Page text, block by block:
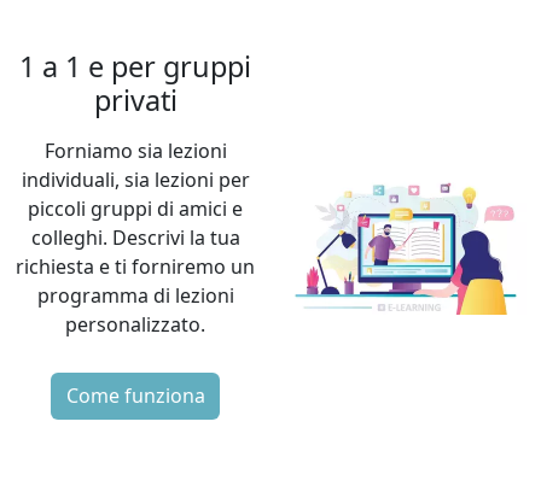
1 a 1 e per gruppi
privati
Forniamo sia lezioni
individuali, sia lezioni per
piccoli gruppi di amici e
colleghi. Descrivi la tua
richiesta e ti forniremo un
programma di lezioni
personalizzato.
Come funziona